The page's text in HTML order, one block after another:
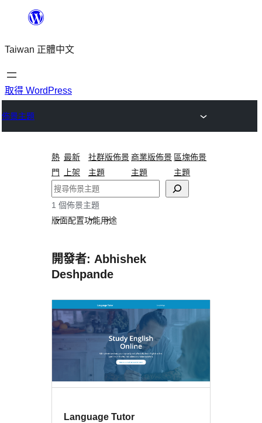
主
要
內
Taiwan 正體中文
取得 WordPress
佈景主題
熱
門
最新
上架
社群版佈景
主題
商業版佈景
主題
區塊佈景
主題
搜
尋
1 個佈景主題
版面配置功能用途
開發者: Abhishek
Deshpande
Language Tutor